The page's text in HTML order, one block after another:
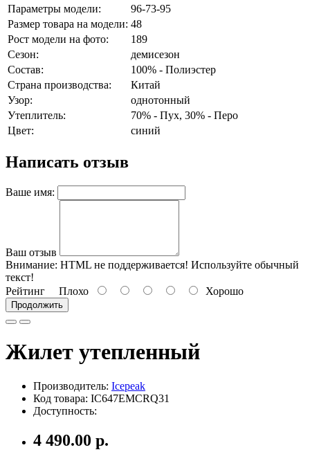
Параметры модели:
96-73-95
Размер товара на модели: 48
Рост модели на фото:
189
Сезон:
демисезон
Состав:
100% - Полиэстер
Страна производства:
Китай
Узор:
однотонный
Утеплитель:
70% - Пух, 30% - Перо
Цвет:
синий
Написать отзыв
Ваше имя:
Ваш отзыв
Внимание: HTML не поддерживается! Используйте обычный
текст!
Рейтинг Плохо Хорошо
Продолжить
Жилет утепленный
Производитель: Icepeak
Код товара: IC647EMCRQ31
Доступность:
4 490.00 р.